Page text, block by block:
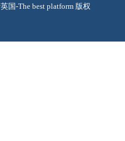
国-The best platform 版权